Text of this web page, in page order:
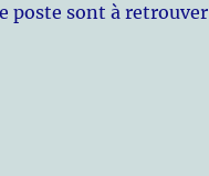
poste sont à retrouver